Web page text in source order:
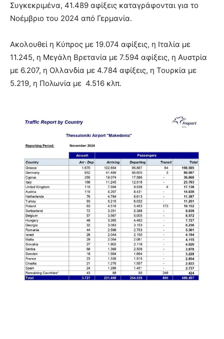
Συγκεκριμένα, 41.489 αφίξεις καταγράφονται για το
Νοέμβριο του 2024 από Γερμανία.
Ακολουθεί η Κύπρος με 19.074 αφίξεις, η Ιταλία με
11.245, η Μεγάλη Βρετανία με 7.594 αφίξεις, η Αυστρία
με 6.207, η Ολλανδία με 4.784 αφίξεις, η Τουρκία με
5.219, η Πολωνία με 4.516 κλπ.